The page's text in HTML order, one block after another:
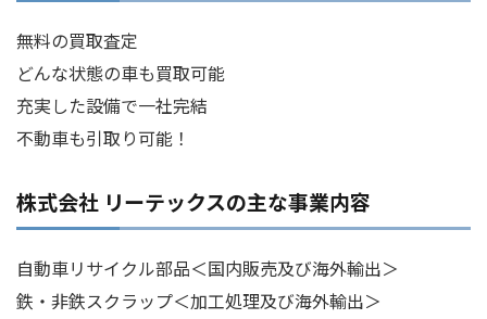
無料の買取査定
どんな状態の車も買取可能
充実した設備で一社完結
不動車も引取り可能！
株式会社 リーテックスの主な事業内容
自動車リサイクル部品＜国内販売及び海外輸出＞
鉄・非鉄スクラップ＜加工処理及び海外輸出＞